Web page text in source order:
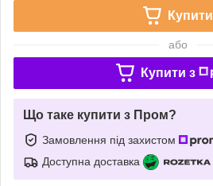
Купити
або
Купити з
Що таке купити з Пром?
Замовлення під захистом
Доступна доставка